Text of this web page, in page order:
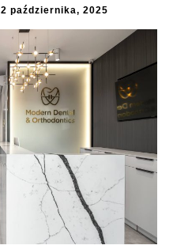
2 października, 2025